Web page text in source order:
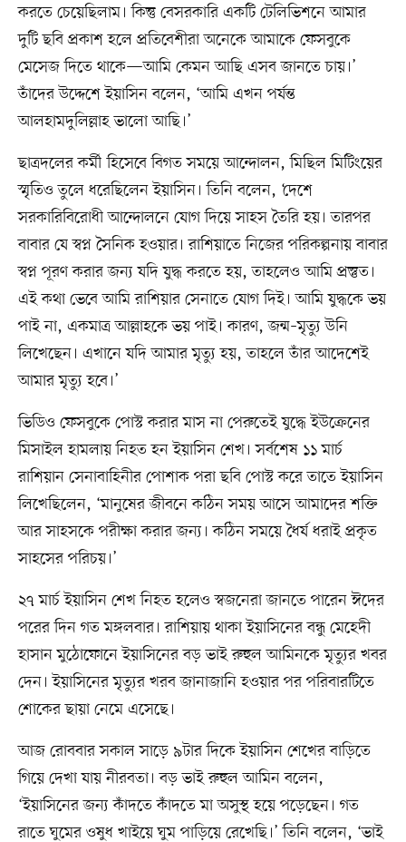
করতে চেয়েছিলাম। কিন্তু বেসরকারি একটি টেলিভিশনে আমার
দুটি ছবি প্রকাশ হলে প্রতিবেশীরা অনেকে আমাকে ফেসবুকে
মেসেজ দিতে থাকে—আমি কেমন আছি এসব জানতে চায়।’
তাঁদের উদ্দেশে ইয়াসিন বলেন, ‘আমি এখন পর্যন্ত
আলহামদুলিল্লাহ ভালো আছি।’
ছাত্রদলের কর্মী হিসেবে বিগত সময়ে আন্দোলন, মিছিল মিটিংয়ের
স্মৃতিও তুলে ধরেছিলেন ইয়াসিন। তিনি বলেন, ‘দেশে
সরকারিবিরোধী আন্দোলনে যোগ দিয়ে সাহস তৈরি হয়। তারপর
বাবার যে স্বপ্ন সৈনিক হওয়ার। রাশিয়াতে নিজের পরিকল্পনায় বাবার
স্বপ্ন পূরণ করার জন্য যদি যুদ্ধ করতে হয়, তাহলেও আমি প্রস্তুত।
এই কথা ভেবে আমি রাশিয়ার সেনাতে যোগ দিই। আমি যুদ্ধকে ভয়
পাই না, একমাত্র আল্লাহকে ভয় পাই। কারণ, জন্ম–মৃত্যু উনি
লিখেছেন। এখানে যদি আমার মৃত্যু হয়, তাহলে তাঁর আদেশেই
আমার মৃত্যু হবে।’
ভিডিও ফেসবুকে পোস্ট করার মাস না পেরুতেই যুদ্ধে ইউক্রেনের
মিসাইল হামলায় নিহত হন ইয়াসিন শেখ। সর্বশেষ ১১ মার্চ
রাশিয়ান সেনাবাহিনীর পোশাক পরা ছবি পোস্ট করে তাতে ইয়াসিন
লিখেছিলেন, ‘মানুষের জীবনে কঠিন সময় আসে আমাদের শক্তি
আর সাহসকে পরীক্ষা করার জন্য। কঠিন সময়ে ধৈর্য ধরাই প্রকৃত
সাহসের পরিচয়।’
২৭ মার্চ ইয়াসিন শেখ নিহত হলেও স্বজনেরা জানতে পারেন ঈদের
পরের দিন গত মঙ্গলবার। রাশিয়ায় থাকা ইয়াসিনের বন্ধু মেহেদী
হাসান মুঠোফোনে ইয়াসিনের বড় ভাই রুহুল আমিনকে মৃত্যুর খবর
দেন। ইয়াসিনের মৃত্যুর খরব জানাজানি হওয়ার পর পরিবারটিতে
শোকের ছায়া নেমে এসেছে।
আজ রোববার সকাল সাড়ে ৯টার দিকে ইয়াসিন শেখের বাড়িতে
গিয়ে দেখা যায় নীরবতা। বড় ভাই রুহুল আমিন বলেন,
‘ইয়াসিনের জন্য কাঁদতে কাঁদতে মা অসুস্থ হয়ে পড়েছেন। গত
রাতে ঘুমের ওষুধ খাইয়ে ঘুম পাড়িয়ে রেখেছি।’ তিনি বলেন, ‘ভাই